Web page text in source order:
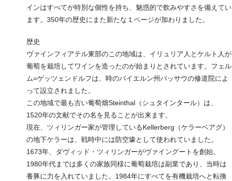
インはすべてが特別な個性を持ち、魅惑的で飲みやすさを備えてい
ます。350年の歴史にまた新たな１ページが加わりました。
歴史
ヴァインフィアテル東部のこの地域は、イリュリア人とケルト人が
葡萄を栽培してワインを造ったのが始まりとされています。フェル
ム=ゲッツェンドルフは、時のバイエルン州パッサウの修道院によ
って設立されました。
この地域で最も古い葡萄畑Steinthal（シュタインタール）は、
1520年の文献でその名を見ることが出来ます。
現在、ツィリンガー家が管理しているKellerberg（ケラーベアグ）
の地下ケラーは、戦時中には防空壕として使われていました。
1673年、ダヴィッド・ツィリンガーがヴァイングートを創始。
1980年代までは多くの家族同様に葡萄栽培は副業であり、当時は
養豚に力を入れていました。1984年にすべてを有機栽培へと転換